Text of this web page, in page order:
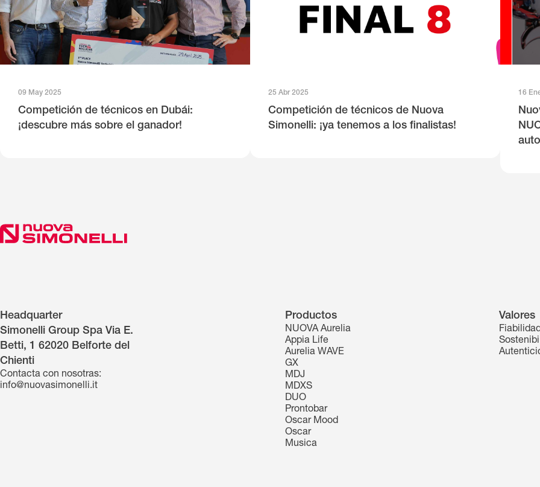
09 May 2025
Competición de técnicos en Dubái:
¡descubre más sobre el ganador!
25 Abr 2025
Competición de técnicos de Nuova
Simonelli: ¡ya tenemos a los finalistas!
16
Headquarter
Simonelli Group Spa Via E.
Betti, 1 62020 Belforte del
Chienti
Contacta con nosotras:
info@nuovasimonelli.it
Productos
NUOVA Aurelia
Appia Life
Aurelia WAVE
GX
MDJ
MDXS
DUO
Prontobar
Oscar Mood
Oscar
Musica
Valores